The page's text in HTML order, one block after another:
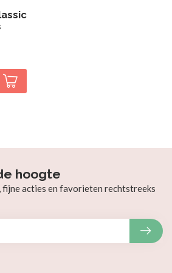
hoogte
fijne acties en favorieten rechtstreeks